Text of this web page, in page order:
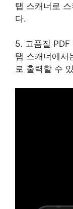
탭 스캐너로
다.
5. 고품질
탭 스캐너에서
로 출력할 수